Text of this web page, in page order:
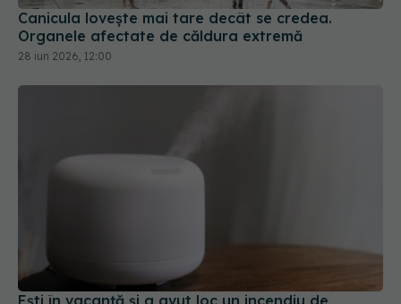
Canicula lovește mai tare decât se credea.
Organele afectate de căldura extremă
28 iun 2026, 12:00
Ești în vacanță și a avut loc un incendiu de